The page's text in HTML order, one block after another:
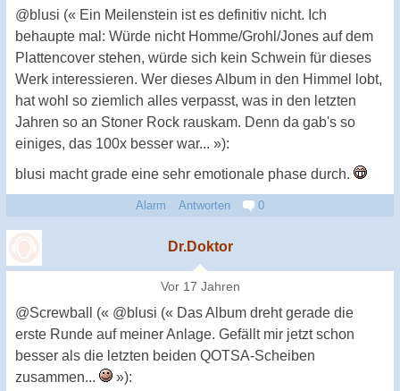
@blusi (« Ein Meilenstein ist es definitiv nicht. Ich
behaupte mal: Würde nicht Homme/Grohl/Jones auf dem
Plattencover stehen, würde sich kein Schwein für dieses
Werk interessieren. Wer dieses Album in den Himmel lobt,
hat wohl so ziemlich alles verpasst, was in den letzten
Jahren so an Stoner Rock rauskam. Denn da gab's so
einiges, das 100x besser war... »):
blusi macht grade eine sehr emotionale phase durch.
Alarm Antworten 0
Dr.Doktor
Vor 17 Jahren
@Screwball (« @blusi (« Das Album dreht gerade die
erste Runde auf meiner Anlage. Gefällt mir jetzt schon
besser als die letzten beiden QOTSA-Scheiben
zusammen...
»):